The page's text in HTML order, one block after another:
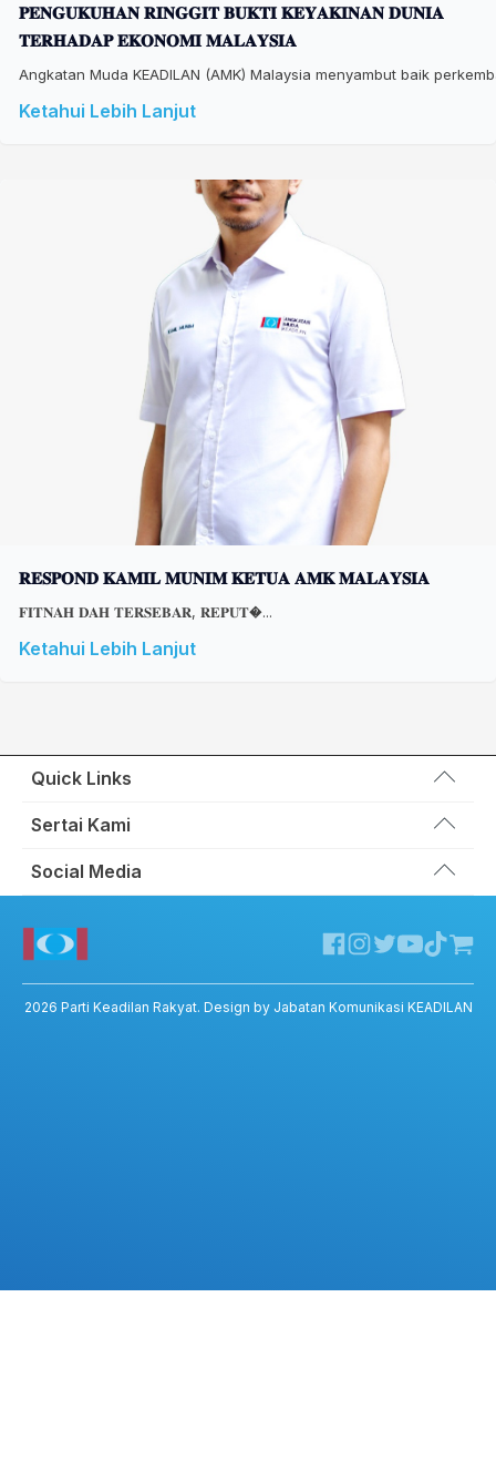
𝐏𝐄𝐍𝐆𝐔𝐊𝐔𝐇𝐀𝐍 𝐑𝐈𝐍𝐆𝐆𝐈𝐓 𝐁𝐔𝐊𝐓𝐈 𝐊𝐄𝐘𝐀𝐊𝐈𝐍𝐀𝐍 𝐃𝐔𝐍𝐈𝐀
𝐓𝐄𝐑𝐇𝐀𝐃𝐀𝐏 𝐄𝐊𝐎𝐍𝐎𝐌𝐈 𝐌𝐀𝐋𝐀𝐘𝐒𝐈𝐀
Angkatan Muda KEADILAN (AMK) Malaysia menyambut baik
Ketahui Lebih Lanjut
𝐑𝐄𝐒𝐏𝐎𝐍𝐃 𝐊𝐀𝐌𝐈𝐋 𝐌𝐔𝐍𝐈𝐌 𝐊𝐄𝐓𝐔𝐀 𝐀𝐌𝐊 𝐌𝐀𝐋𝐀𝐘𝐒𝐈𝐀
𝐅𝐈𝐓𝐍𝐀𝐇 𝐃𝐀𝐇 𝐓𝐄𝐑𝐒𝐄𝐁𝐀𝐑, 𝐑𝐄𝐏𝐔𝐓�...
Ketahui Lebih Lanjut
Quick Links
Wakil Rakyat
Hubungi Kami
Sumbangan
Sertai Kami
Portal Anggota KEADILAN
Social Media
Twitter KEADILAN
Channel Telegram KEADILAN
Kedai KEADILAN
ADIL – Privacy Policy
2026 Parti Keadilan Rakyat. Design by Jabatan Komunikasi KEADILAN